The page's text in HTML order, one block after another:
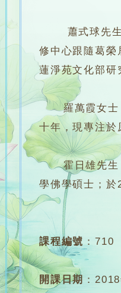
蕭式球先生，
修中心跟隨葛榮
蓮淨苑文化部研
羅萬霞女士，
十年，現專注於
霍日雄先生，
學佛學碩士；於
課程編號 ：710
開課日期 ：